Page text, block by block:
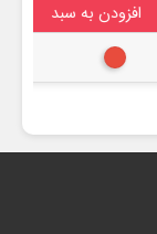
افزودن به سبد